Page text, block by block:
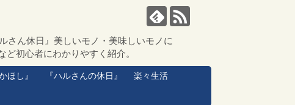
さん休日』美しいモノ・美味しいモノに
初心者にわかりやすく紹介。
ほし』 『ハルさんの休日』
楽々生活